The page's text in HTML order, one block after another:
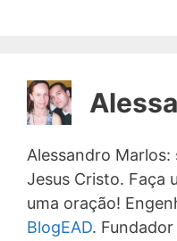
Alessandro
Jesus Cristo. Faça
uma oração!
BlogEAD.